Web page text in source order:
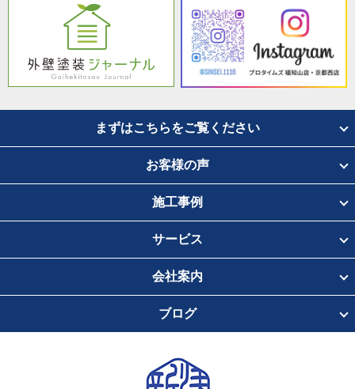
まずはこちらをご覧ください
お客様の声
施工事例
サービス
会社案内
ブログ